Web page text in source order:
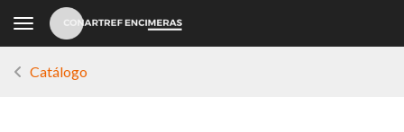
Toggle navigation
Catálogo